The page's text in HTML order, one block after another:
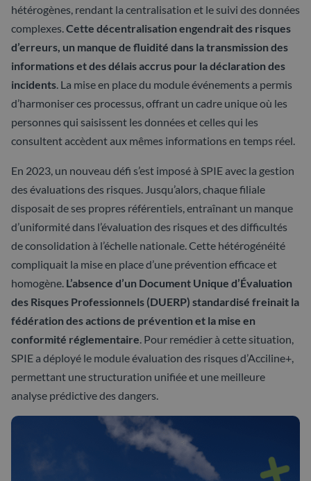
hétérogènes, rendant la centralisation et le suivi des données
complexes.Cette décentralisation engendrait des risques
d’erreurs, un manque de fluidité dans la transmission des
informations et des délais accrus pour la déclaration des
incidents. La mise en place du module événements a permis
d’harmoniser ces processus, offrant un cadre unique où les
personnes qui saisissent les données et celles qui les
consultent accèdent aux mêmes informations en temps réel.
En 2023, un nouveau défi s’est imposé à SPIE avec la gestion
des évaluations des risques. Jusqu’alors, chaque filiale
disposait de ses propres référentiels, entraînant un manque
d’uniformité dans l’évaluation des risques et des difficultés
de consolidation à l’échelle nationale. Cette hétérogénéité
compliquait la mise en place d’une prévention efficace et
homogène. L’absence d’un Document Unique d’Évaluation
des Risques Professionnels (DUERP) standardisé freinait la
fédération des actions de prévention et la mise en
conformité réglementaire. Pour remédier à cette situation,
SPIE a déployé le module évaluation des risques d’Acciline+,
permettant une structuration unifiée et une meilleure
analyse prédictive des dangers.